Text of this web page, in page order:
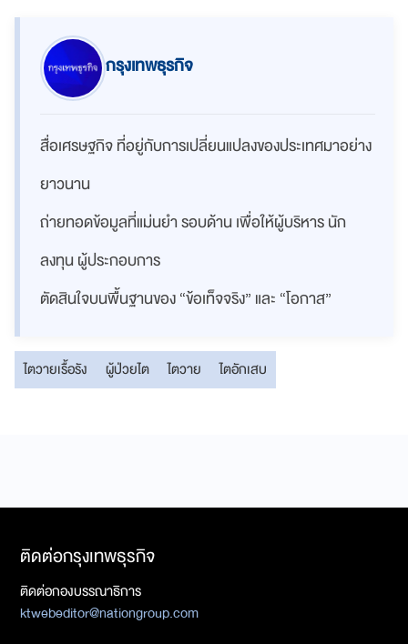
กรุงเทพธุรกิจ
สื่อเศรษฐกิจ ที่อยู่กับการเปลี่ยนแปลงของประเทศมาอย่าง
ยาวนาน
ถ่ายทอดข้อมูลที่แม่นยำ รอบด้าน เพื่อให้ผู้บริหาร นัก
ลงทุน ผู้ประกอบการ
ตัดสินใจบนพื้นฐานของ “ข้อเท็จจริง” และ “โอกาส”
ไตวายเรื้อรัง ผู้ป่วยไต ไตวาย ไตอักเสบ
ติดต่อกรุงเทพธุรกิจ
ติดต่อกองบรรณาธิการ
ktwebeditor@nationgroup.com